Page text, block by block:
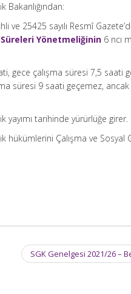
Bakanlığından:
ve 25425 sayılı Resmî
Yönetmeliğinin 6 ncı
gece çalışma süresi 7,5 saati
süresi 9 saati geçemez,
yayımı tarihinde yürürlüğe girer.
hükümlerini Çalışma ve Sosyal
SGK Genelgesi 2021/26 –